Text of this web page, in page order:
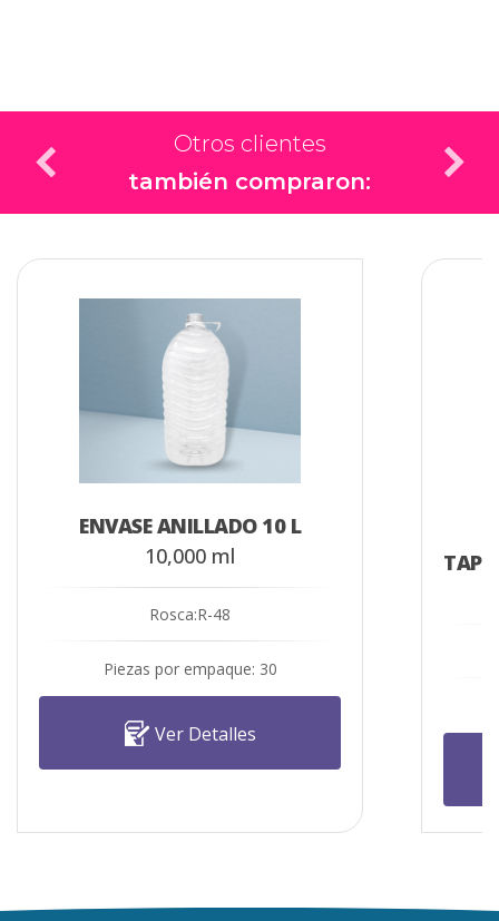
Otros clientes
también compraron:
ENVASE ANILLADO 10 L
10,000 ml
Rosca:R-48
Piezas por empaque: 30
Ver Detalles